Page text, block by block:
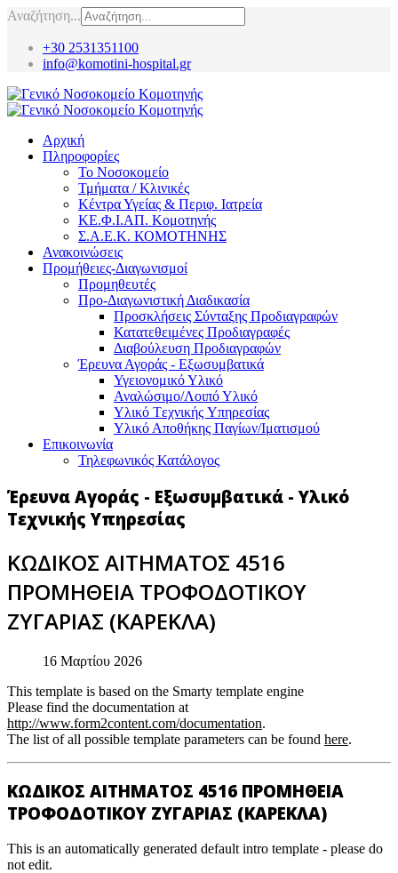
Αναζήτηση...
+30 2531351100
info@komotini-hospital.gr
Αρχική
Πληροφορίες
Το Νοσοκομείο
Τμήματα / Κλινικές
Κέντρα Υγείας & Περιφ. Ιατρεία
ΚΕ.Φ.Ι.ΑΠ. Κομοτηνής
Σ.Α.Ε.Κ. ΚΟΜΟΤΗΝΗΣ
Ανακοινώσεις
Προμήθειες-Διαγωνισμοί
Προμηθευτές
Προ-Διαγωνιστική Διαδικασία
Προσκλήσεις Σύνταξης Προδιαγραφών
Κατατεθειμένες Προδιαγραφές
Διαβούλευση Προδιαγραφών
Έρευνα Αγοράς - Εξωσυμβατικά
Υγειονομικό Υλικό
Αναλώσιμο/Λοιπό Υλικό
Υλικό Tεχνικής Yπηρεσίας
Υλικό Αποθήκης Παγίων/Ιματισμού
Επικοινωνία
Τηλεφωνικός Κατάλογος
Έρευνα Αγοράς - Εξωσυμβατικά - Υλικό
Τεχνικής Υπηρεσίας
ΚΩΔΙΚΟΣ ΑΙΤΗΜΑΤΟΣ 4516
ΠΡΟΜΗΘΕΙΑ ΤΡΟΦΟΔΟΤΙΚΟΥ
ΖΥΓΑΡΙΑΣ (ΚΑΡΕΚΛΑ)
16 Μαρτίου 2026
This template is based on the Smarty template engine
Please find the documentation at
http://www.form2content.com/documentation.
The list of all possible template parameters can be found here.
ΚΩΔΙΚΟΣ ΑΙΤΗΜΑΤΟΣ 4516 ΠΡΟΜΗΘΕΙΑ
ΤΡΟΦΟΔΟΤΙΚΟΥ ΖΥΓΑΡΙΑΣ (ΚΑΡΕΚΛΑ)
This is an automatically generated default intro template - please do
not edit.